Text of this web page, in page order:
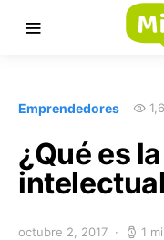
Emprendedores
¿Qué es
octubre 2, 2017 1